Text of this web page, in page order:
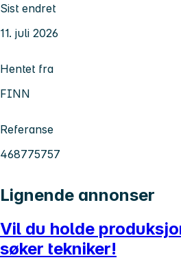
Sist endret
11. juli 2026
Hentet fra
FINN
Referanse
468775757
Lignende annonser
Vil du holde
søker tekniker!